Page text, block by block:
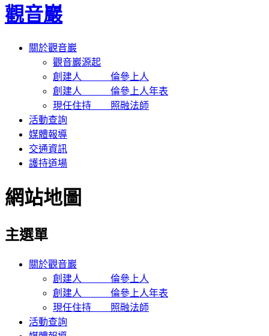
觀音巖
關於觀音巖
觀音巖源起
創建人 倫參上人
創建人 倫參上人年表
現任住持 照融法師
活動查詢
媒體報導
交通資訊
護持道場
網站地圖
主選單
關於觀音巖
創建人 倫參上人
創建人 倫參上人年表
現任住持 照融法師
活動查詢